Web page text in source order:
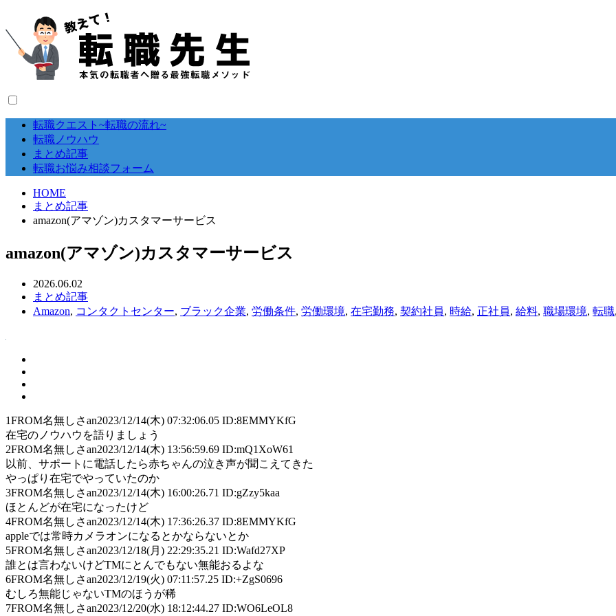
転職クエスト~転職の流れ~
転職ノウハウ
まとめ記事
転職お悩み相談フォーム
HOME
まとめ記事
amazon(アマゾン)カスタマーサービス
amazon(アマゾン)カスタマーサービス
2026.06.02
まとめ記事
Amazon, コンタクトセンター, ブラック企業, 労働条件, 労働環境, 在宅勤務, 契約社員, 時給, 正社員, 給料, 職場環境, 転職,
1FROM名無しさan2023/12/14(木) 07:32:06.05 ID:8EMMYKfG
在宅のノウハウを語りましょう
2FROM名無しさan2023/12/14(木) 13:56:59.69 ID:mQ1XoW61
以前、サポートに電話したら赤ちゃんの泣き声が聞こえてきた
やっぱり在宅でやっていたのか
3FROM名無しさan2023/12/14(木) 16:00:26.71 ID:gZzy5kaa
ほとんどが在宅になったけど
4FROM名無しさan2023/12/14(木) 17:36:26.37 ID:8EMMYKfG
appleでは常時カメラオンになるとかならないとか
5FROM名無しさan2023/12/18(月) 22:29:35.21 ID:Wafd27XP
誰とは言わないけどTMにとんでもない無能おるよな
6FROM名無しさan2023/12/19(火) 07:11:57.25 ID:+ZgS0696
むしろ無能じゃないTMのほうが稀
7FROM名無しさan2023/12/20(水) 18:12:44.27 ID:WO6LeOL8